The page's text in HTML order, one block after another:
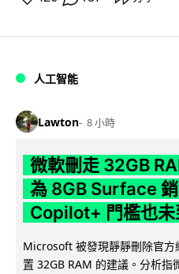
人工智能
Lawton 8 小時
微軟刪走 32GB
為 8GB Surface
Copilot+ 門檻也未
Microsoft 被發現靜靜刪除官方
置 32GB RAM 的建議。分析指